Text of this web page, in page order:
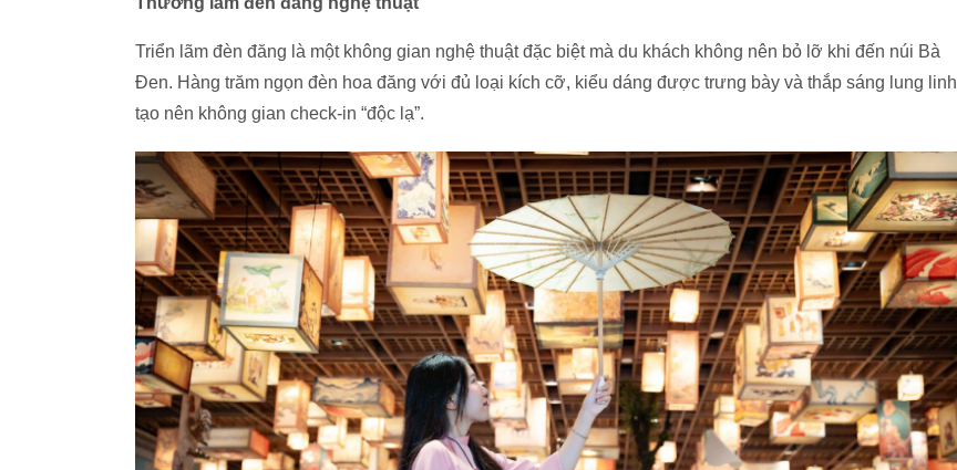
Triển lãm đèn đăng là một không gian nghệ thuật đặc biệt mà du khách không nên bỏ lỡ khi đến núi Bà
Đen. Hàng trăm ngọn đèn hoa đăng với đủ loại kích cỡ, kiểu dáng được trưng bày và thắp sáng lung linh
tạo nên không gian check-in “độc lạ”.